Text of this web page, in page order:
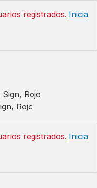
registrados. Inicia
Rojo
registrados. Inicia